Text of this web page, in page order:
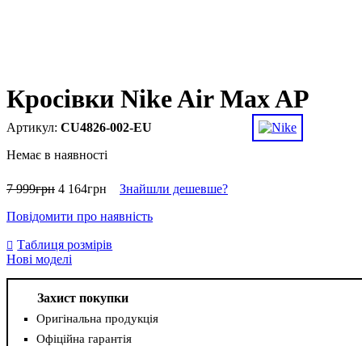
Кросівки Nike Air Max AP
CU4826-002-EU
Немає в наявності
7 999грн 4 164грн
Знайшли дешевше?
Повідомити про наявність
Таблиця розмірів
Нові моделі
Захист покупки
Оригінальна продукція
Офіційна гарантія